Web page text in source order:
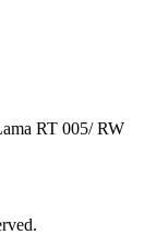
RT 005/ RW